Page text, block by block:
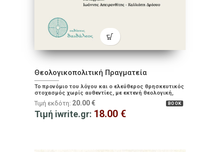
Θεολογικοπολιτική Πραγματεία
Το προνόμιο του λόγου και ο ελεύθερος θρησκευτικός
στοχασμός χωρίς αυθεντίες, με εκτενή θεολογική,
φιλοσοφική και ιστορική ανάλυση
BOOK
Τιμή εκδότη: 20.00 €
Τιμή iwrite.gr: 18.00 €